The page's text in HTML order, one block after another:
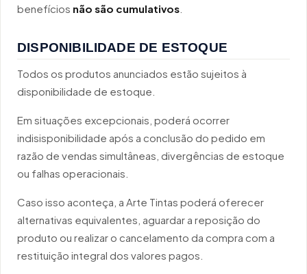
benefícios não são cumulativos
DISPONIBILIDADE DE ESTOQUE
Todos os produtos anunciados estão sujeitos à
disponibilidade de estoque.
Em situações excepcionais, poderá ocorrer
indisisponibilidade após a conclusão do pedido em
razão de vendas simultâneas, divergências de estoque
ou falhas operacionais.
Caso isso aconteça, a Arte Tintas poderá oferecer
alternativas equivalentes, aguardar a reposição do
produto ou realizar o cancelamento da compra com a
restituição integral dos valores pagos.